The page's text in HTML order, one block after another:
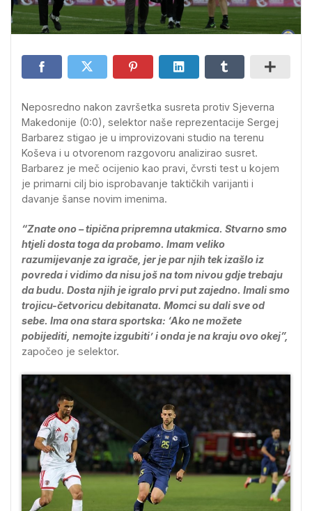
Neposredno nakon završetka susreta protiv Sjeverna
Makedonije (0:0), selektor naše reprezentacije Sergej
Barbarez stigao je u improvizovani studio na terenu
Koševa i u otvorenom razgovoru analizirao susret.
Barbarez je meč ocijenio kao pravi, čvrsti test u kojem
je primarni cilj bio isprobavanje taktičkih varijanti i
davanje šanse novim imenima.
“Znate ono – tipična pripremna utakmica. Stvarno smo
htjeli dosta toga da probamo. Imam veliko
razumijevanje za igrače, jer je par njih tek izašlo iz
povreda i vidimo da nisu još na tom nivou gdje trebaju
da budu. Dosta njih je igralo prvi put zajedno. Imali smo
trojicu-četvoricu debitanata. Momci su dali sve od
sebe. Ima ona stara sportska: ‘Ako ne možete
pobijediti, nemojte izgubiti’ i onda je na kraju ovo okej”,
započeo je selektor.